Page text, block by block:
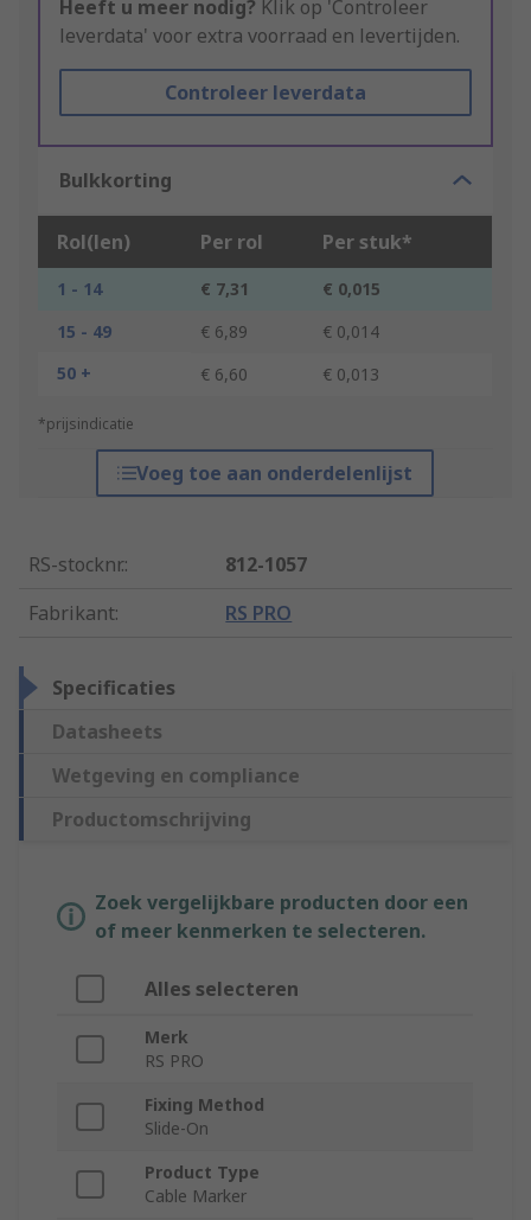
Heeft u meer nodig? Klik op 'Controleer
leverdata' voor extra voorraad en levertijden.
Controleer leverdata
Bulkkorting
Rol(len) Per rol Per stuk*
1 - 14 € 7,31
€ 0,015
15 - 49
€ 6,89
€ 0,014
50 +
€ 6,60 € 0,013
*prijsindicatie
Voeg toe aan onderdelenlijst
RS-stocknr.:
812-1057
Fabrikant: RS PRO
Specificaties
Datasheets
Wetgeving en compliance
Productomschrijving
Zoek vergelijkbare producten door een
of meer kenmerken te selecteren.
Alles selecteren
Merk
RS PRO
Fixing Method
Slide-On
Product Type
Cable Marker